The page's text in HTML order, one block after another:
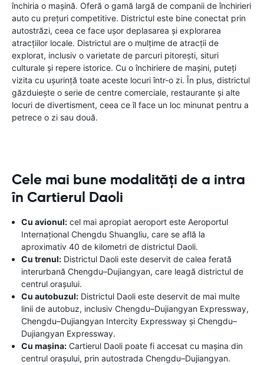
închiria o mașină. Oferă o gamă largă de companii de închirieri
auto cu prețuri competitive. Districtul este bine conectat prin
autostrăzi, ceea ce face ușor deplasarea și explorarea
atracțiilor locale. Districtul are o mulțime de atracții de
explorat, inclusiv o varietate de parcuri pitorești, situri
culturale și repere istorice. Cu o închiriere de mașini, puteți
vizita cu ușurință toate aceste locuri într-o zi. În plus, districtul
găzduiește o serie de centre comerciale, restaurante și alte
locuri de divertisment, ceea ce îl face un loc minunat pentru a
petrece o zi sau două.
Cele mai bune modalități de a intra
în Cartierul Daoli
Cu avionul: cel mai apropiat aeroport este Aeroportul
Internațional Chengdu Shuangliu, care se află la
aproximativ 40 de kilometri de districtul Daoli.
Cu trenul: Districtul Daoli este deservit de calea ferată
interurbană Chengdu–Dujiangyan, care leagă districtul de
centrul orașului.
Cu autobuzul: Districtul Daoli este deservit de mai multe
linii de autobuz, inclusiv Chengdu–Dujiangyan Expressway,
Chengdu–Dujiangyan Intercity Expressway și Chengdu–
Dujiangyan Expressway.
Cu mașina: Cartierul Daoli poate fi accesat cu mașina din
centrul orașului, prin autostrada Chengdu–Dujiangyan.